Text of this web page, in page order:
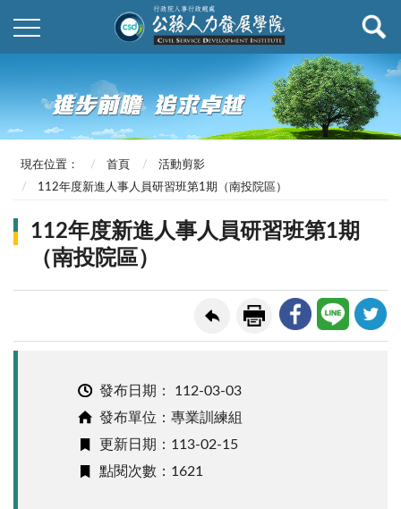
現在位置： 首頁
活動剪影
112年度新進人事人員研習班第1期（南投院區）
112年度新進人事人員研習班第1期
（南投院區）
發布日期： 112-03-03
發布單位：專業訓練組
更新日期：113-02-15
點閱次數：1621